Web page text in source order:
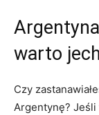
warto
Czy
Argentynę?